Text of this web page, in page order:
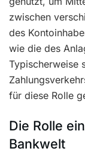
zwischen
des
wie die des
Typischerweise
für diese Rolle
Die Rolle
Bankwelt